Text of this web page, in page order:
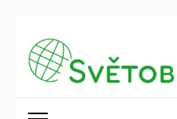
obsah
(stiskněte
Enter)